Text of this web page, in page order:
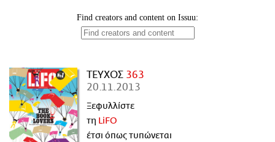
ΤΕΥΧΟΣ 363
20.11.2013
Ξεφυλλίστε
τη LiFO
έτσι όπως τυπώνεται